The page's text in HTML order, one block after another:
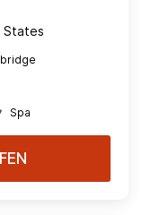
States
Spa